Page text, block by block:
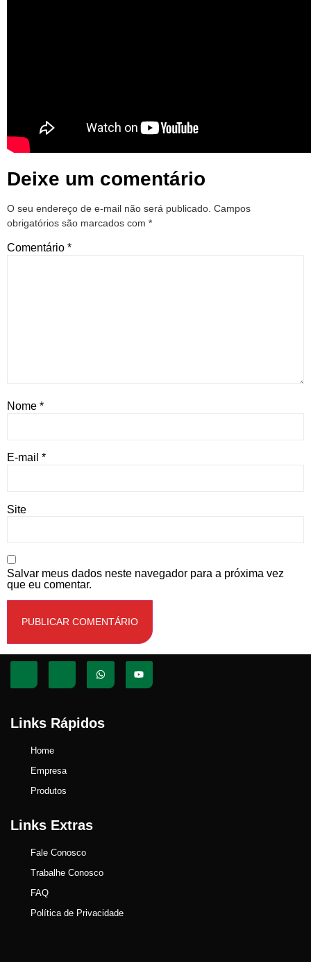
Deixe um comentário
O seu endereço de e-mail não será publicado. Campos
obrigatórios são marcados com *
Comentário *
Nome *
E-mail *
Site
Salvar meus dados neste navegador para a próxima vez
que eu comentar.
Links Rápidos
Home
Empresa
Produtos
Links Extras
Fale Conosco
Trabalhe Conosco
FAQ
Política de Privacidade